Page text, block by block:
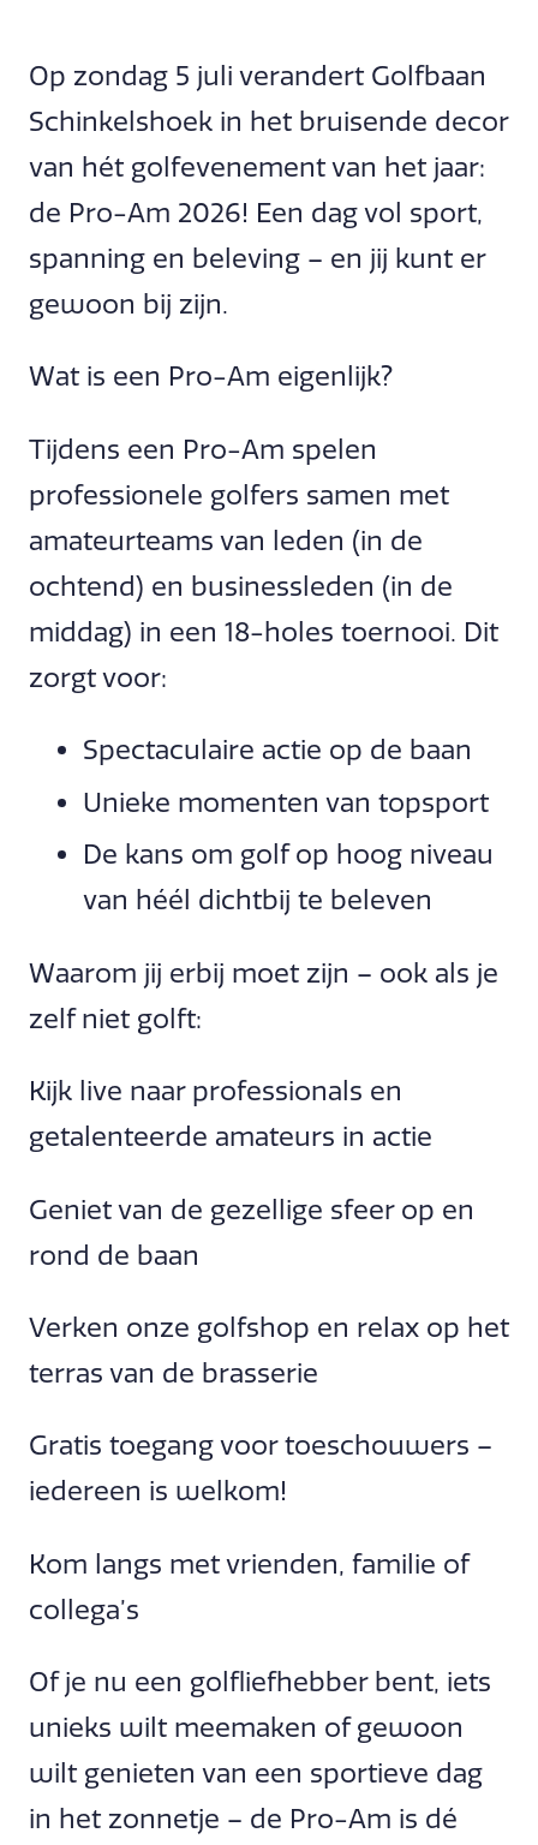
Op zondag 5 juli verandert Golfbaan
Schinkelshoek in het bruisende decor
van hét golfevenement van het jaar:
de Pro-Am 2026! Een dag vol sport,
spanning en beleving – en jij kunt er
gewoon bij zijn.
Wat is een Pro-Am eigenlijk?
Tijdens een Pro-Am spelen
professionele golfers samen met
amateurteams van leden (in de
ochtend) en businessleden (in de
middag) in een 18-holes toernooi. Dit
zorgt voor:
Spectaculaire actie op de baan
Unieke momenten van topsport
De kans om golf op hoog niveau
van héél dichtbij te beleven
Waarom jij erbij moet zijn – ook als je
zelf niet golft:
Kijk live naar professionals en
getalenteerde amateurs in actie
Geniet van de gezellige sfeer op en
rond de baan
Verken onze golfshop en relax op het
terras van de brasserie
Gratis toegang voor toeschouwers –
iedereen is welkom!
Kom langs met vrienden, familie of
collega’s
Of je nu een golfliefhebber bent, iets
unieks wilt meemaken of gewoon
wilt genieten van een sportieve dag
in het zonnetje – de Pro-Am is dé